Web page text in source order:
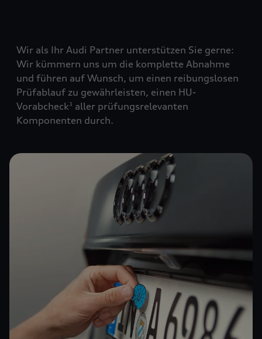
Wir als Ihr Audi Partner unterstützen Sie gerne:
Wir kümmern uns um die komplette Abnahme
und führen auf Wunsch, um einen reibungslosen
Prüfablauf zu gewährleisten, einen HU-
Vorabcheck3 aller prüfungsrelevanten
Komponenten durch.